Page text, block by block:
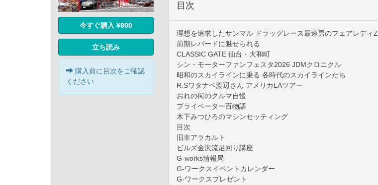
今すぐ購入 ¥900
立ち読み
購入前に目次をご確認
ください
目次
理想を追求したサンマル ドラッグレース最速男のフェアレディZ
前期レパードに魅せられる
CLASSIC GATE 仙台・大和町
シン・モーターファンフェスタ2026 JDMクロニクル
昭和のスカイラインに乗る 各時代のスカイラインたち
R.Sワタナベ渡辺さん アメリカLAツアー
おれの街のクルマ自慢
プライベーター百物語
木下みつひろのマシンセッティング
目次
旧車アラカルト
ビルズ金沢流足回り講座
G-works情報局
G-ワークスイベントカレンダー
G-ワークスプレゼント